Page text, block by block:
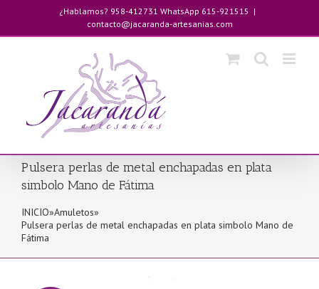
contenido
¿Hablamos? 958-412731 WhatsApp 615-921515 |
contacto@jacaranda-artesanias.com
Pulsera perlas de metal enchapadas en plata
simbolo Mano de Fátima
INICIO»Amuletos»
Pulsera perlas de metal enchapadas en plata simbolo Mano de
Fátima